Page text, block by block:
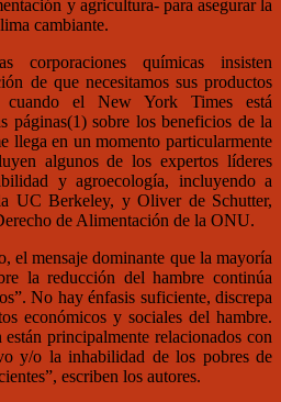
y agricultura- para asegurar la
cambiante.
corporaciones químicas insisten
de que necesitamos sus productos
cuando el New York Times está
páginas(1) sobre los beneficios de la
llega en un momento particularmente
algunos de los expertos líderes
y agroecología, incluyendo a
UC Berkeley, y Oliver de Schutter,
de Alimentación de la ONU.
el mensaje dominante que la mayoría
la reducción del hambre continúa
No hay énfasis suficiente, discrepa
económicos y sociales del hambre.
principalmente relacionados con
y/o la inhabilidad de los pobres de
escriben los autores.